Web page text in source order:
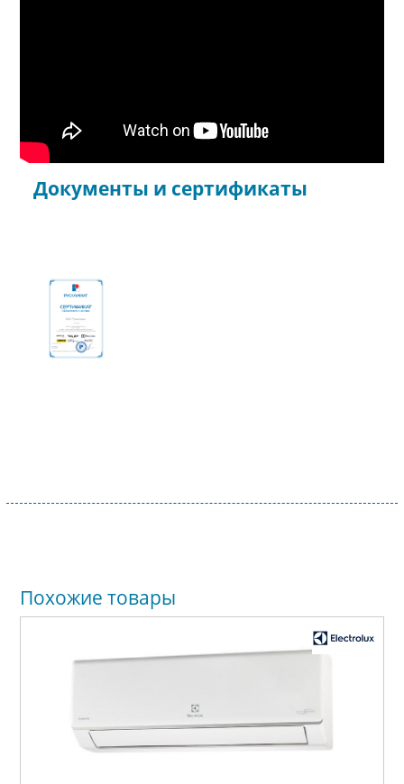
Документы и сертификаты
Похожие товары